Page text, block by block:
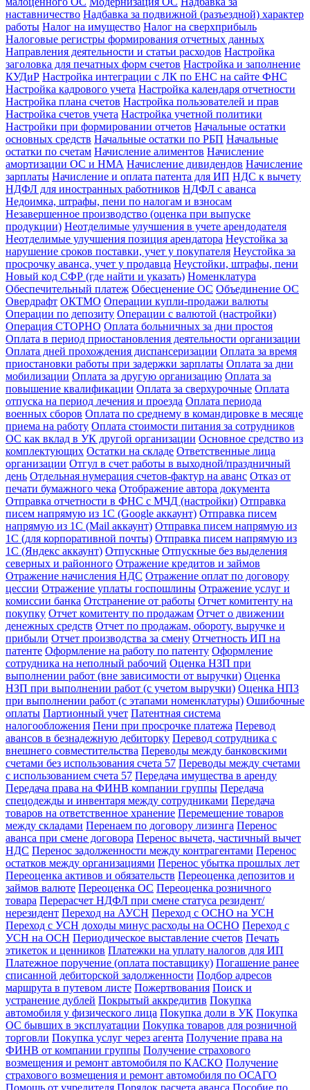
наставничество Надбавка за подвижной (разъездной) характер
работы Налог на имущество Налог на сверхприбыль
Налоговые регистры формирования отчетных данных
Направления деятельности и статьи расходов Настройка
заголовка для печатных форм счетов Настройка и заполнение
КУДиР Настройка интеграции с ЛК по ЕНС на сайте ФНС
Настройка кадрового учета Настройка календаря отчетности
Настройка плана счетов Настройка пользователей и прав
Настройка счетов учета Настройка учетной политики
Настройки при формировании отчетов Начальные остатки
основных средств Начальные остатки по РБП Начальные
остатки по счетам Начисление алиментов Начисление
амортизации ОС и НМА Начисление дивидендов Начисление
зарплаты Начисление и оплата патента для ИП НДС к вычету
НДФЛ для иностранных работников НДФЛ с аванса
Недоимка, штрафы, пени по налогам и взносам
Незавершенное производство (оценка при выпуске
продукции) Неотделимые улучшения в учете арендодателя
Неотделимые улучшения позиция арендатора Неустойка за
нарушение сроков поставки, учет у покупателя Неустойка за
просрочку аванса, учет у продавца Неустойки, штрафы, пени
Новый код СФР (где найти и указать) Номенклатура
Обеспечительный платеж Обесценение ОС Объединение ОС
Овердрафт ОКТМО Операции купли-продажи валюты
Операции по депозиту Операции с валютой (настройки)
Операция СТОРНО Оплата больничных за дни простоя
Оплата в период приостановления деятельности организации
Оплата дней прохождения диспансеризации Оплата за время
приостановки работы при задержки зарплаты Оплата за дни
мобилизации Оплата за другую организацию Оплата за
повышение квалификации Оплата за сверхурочные Оплата
отпуска на период лечения и проезда Оплата периода
военных сборов Оплата по среднему в командировке в месяце
приема на работу Оплата стоимости питания за сотрудников
ОС как вклад в УК другой организации Основное средство из
комплектующих Остатки на складе Ответственные лица
организации Отгул в счет работы в выходной/праздничный
день Отдельная нумерация счетов-фактур на аванс Отказ от
печати бумажного чека Отображение автора документа
Отправка отчетности в ФНС с МЧД (настройки) Отправка
писем напрямую из 1С (Google аккаунт) Отправка писем
напрямую из 1С (Mail аккаунт) Отправка писем напрямую из
1С (для корпоративной почты) Отправка писем напрямую из
1С (Яндекс аккаунт) Отпускные Отпускные без выделения
северных и районного Отражение кредитов и займов
Отражение начисления НДС Отражение оплат по договору
цессии Отражение уплаты госпошлины Отражение услуг и
комиссии банка Отстранение от работы Отчет комитенту на
покупку Отчет комитенту по продажам Отчет о движении
денежных средств Отчет по продажам, обороту, выручке и
прибыли Отчет производства за смену Отчетность ИП на
патенте Оформление на работу по патенту Оформление
сотрудника на неполный рабочий Оценка НЗП при
выполнении работ (вне зависимости от выручки) Оценка
НЗП при выполнении работ (с учетом выручки) Оценка НПЗ
при выполнении работ (с этапами номенклатуры) Ошибочные
оплаты Партионный учет Патентная система
налогообложения Пени при просрочке платежа Перевод
авансов в безнадежную дебиторку Перевод сотрудника с
внешнего совместительства Переводы между банковскими
счетами без использования счета 57 Переводы между счетами
с использованием счета 57 Передача имущества в аренду
Передача права на ФИНВ компании группы Передача
спецодежды и инвентаря между сотрудниками Передача
товаров на ответственное хранение Перемещение товаров
между складами Перенаем по договору лизинга Перенос
аванса при смене договора Перенос вычета, частичный вычет
НДС Перенос задолженности между контрагентами Перенос
остатков между организациями Перенос убытка прошлых лет
Переоценка активов и обязательств Переоценка депозитов и
займов валюте Переоценка ОС Переоценка розничного
товара Перерасчет НДФЛ при смене статуса резидент/
нерезидент Переход на АУСН Переход с ОСНО на УСН
Переход с УСН доходы минус расходы на ОСНО Переход с
УСН на ОСН Периодическое выставление счетов Печать
этикеток и ценников Платежки на уплату налогов для ИП
Платежное поручение (оплата поставщику) Погашение ранее
списанной дебиторской задолженности Подбор адресов
маршрута в путевом листе Пожертвования Поиск и
устранение дублей Покрытый аккредитив Покупка
автомобиля у физического лица Покупка доли в УК Покупка
ОС бывших в эксплуатации Покупка товаров для розничной
торговли Покупка услуг через агента Получение права на
ФИНВ от компании группы Получение страхового
возмещения и ремонт автомобиля по КАСКО Получение
страхового возмещения и ремонт автомобиля по ОСАГО
Помощь от учредителя Порядок расчета аванса Пособие по